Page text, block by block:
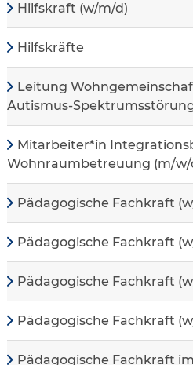
Hilfskraft (w/m/d)
Hilfskräfte
Leitung
Autismus-
Mitarbeiter*in
Wohnraumbetreuung (m/w/
Pädagogische Fachkraft
Pädagogische Fachkraft
Pädagogische Fachkraft
Pädagogische Fachkraft
Pädagogische Fachkraft